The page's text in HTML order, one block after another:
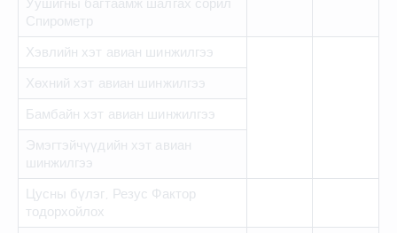
Уушигны багтаамж шалгах сорил
Спирометр
Хэвлийн хэт авиан шинжилгээ
Хөхний хэт авиан шинжилгээ
Бамбайн хэт авиан шинжилгээ
Эмэгтэйчүүдийн хэт авиан
шинжилгээ
Цусны бүлэг, Резус Фактор
тодорхойлох